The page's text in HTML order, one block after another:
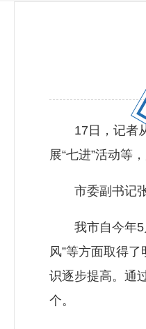
17日，记者从
展“七进”活动等
市委副书记张
我市自今年5月
风”等方面取得
识逐步提高。通
个。